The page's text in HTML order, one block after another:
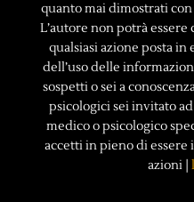
quanto mai dimostrati
L’autore non potrà
qualsiasi azione posta in
dell’uso delle
sospetti o sei a
psicologici sei invitato
medico o psicologico
accetti in pieno di essere
azioni |